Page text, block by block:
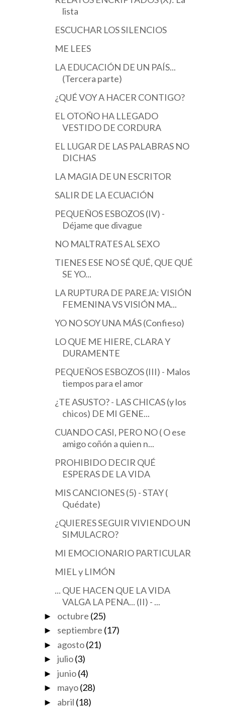
lista
ESCUCHAR LOS SILENCIOS
ME LEES
LA EDUCACIÓN DE UN PAÍS...
(Tercera parte)
¿QUÉ VOY A HACER CONTIGO?
EL OTOÑO HA LLEGADO
VESTIDO DE CORDURA
EL LUGAR DE LAS PALABRAS NO
DICHAS
LA MAGIA DE UN ESCRITOR
SALIR DE LA ECUACIÓN
PEQUEÑOS ESBOZOS (IV) -
Déjame que divague
NO MALTRATES AL SEXO
TIENES ESE NO SÉ QUÉ, QUE QUÉ
SE YO...
LA RUPTURA DE PAREJA: VISIÓN
FEMENINA VS VISIÓN MA...
YO NO SOY UNA MÁS (Confieso)
LO QUE ME HIERE, CLARA Y
DURAMENTE
PEQUEÑOS ESBOZOS (III) - Malos
tiempos para el amor
¿TE ASUSTO? - LAS CHICAS (y los
chicos) DE MI GENE...
CUANDO CASI, PERO NO ( O ese
amigo coñón a quien n...
PROHIBIDO DECIR QUÉ
ESPERAS DE LA VIDA
MIS CANCIONES (5) - STAY (
Quédate)
¿QUIERES SEGUIR VIVIENDO UN
SIMULACRO?
MI EMOCIONARIO PARTICULAR
MIEL y LIMÓN
... QUE HACEN QUE LA VIDA
VALGA LA PENA... (II) - ...
► octubre (25)
► septiembre (17)
► agosto (21)
► julio (3)
► junio (4)
► mayo (28)
► abril (18)